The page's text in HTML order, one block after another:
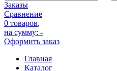
Заказы
Сравнение
0 товаров,
на сумму: -
Оформить заказ
Главная
Каталог